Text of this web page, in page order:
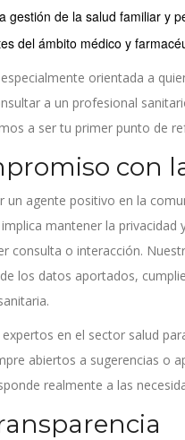
gestión de la salud familiar y
del ámbito médico y
orientada a
a un profesional
a ser tu primer punto de
con
agente positivo en la
mantener la
consulta o interacción.
los datos aportados,
en el sector salud
abiertos a sugerencias o
realmente a las